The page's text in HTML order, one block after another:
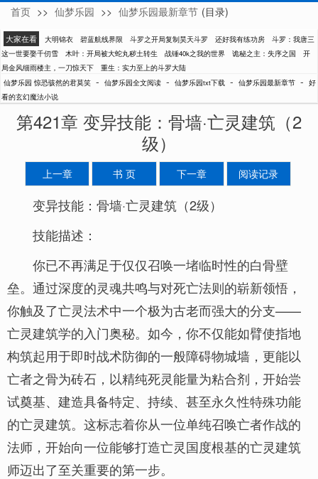
惊恐骇然的君莫笑
首页 >> 仙梦乐园 >> 仙梦乐园最新章节 (目录)
大家在看 大明锦衣 碧蓝航线界限 斗罗之开局复制昊天斗罗 还好我有练功房
斗罗：我唐三
这一世要娶千仞雪
木叶：开局被大蛇丸秽土转生 战锤40k之我的世界 诡秘之主：失序之国
开
局金风细雨楼主，一刀惊天下
重生：实力至上的斗罗大陆
仙梦乐园 惊恐骇然的君莫笑 - 仙梦乐园全文阅读 - 仙梦乐园txt下载 - 仙梦乐园最新章节 - 好
看的玄幻魔法小说
第421章 变异技能：骨墙·亡灵建筑（2
级）
上一章 书 页 下一章 阅读记录
变异技能：骨墙·亡灵建筑（2级）
技能描述：
你已不再满足于仅仅召唤一堵临时性的白骨壁
垒。通过深度的灵魂共鸣与对死亡法则的崭新领悟，
你触及了亡灵法术中一个极为古老而强大的分支——
亡灵建筑学的入门奥秘。如今，你不仅能如臂使指地
构筑起用于即时战术防御的一般障碍物城墙，更能以
亡者之骨为砖石，以精纯死灵能量为粘合剂，开始尝
试奠基、建造具备特定、持续、甚至永久性特殊功能
的亡灵建筑。这标志着你从一位单纯召唤亡者作战的
法师，开始向一位能够打造亡灵国度根基的亡灵建筑
师迈出了至关重要的第一步。